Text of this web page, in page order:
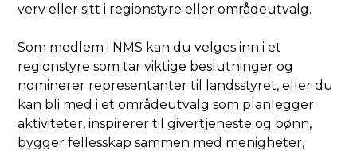
verv eller sitt i regionstyre eller områdeutvalg.
Som medlem i NMS kan du velges inn i et
regionstyre som tar viktige beslutninger og
nominerer representanter til landsstyret, eller du
kan bli med i et områdeutvalg som planlegger
aktiviteter, inspirerer til givertjeneste og bønn,
bygger fellesskap sammen med menigheter,